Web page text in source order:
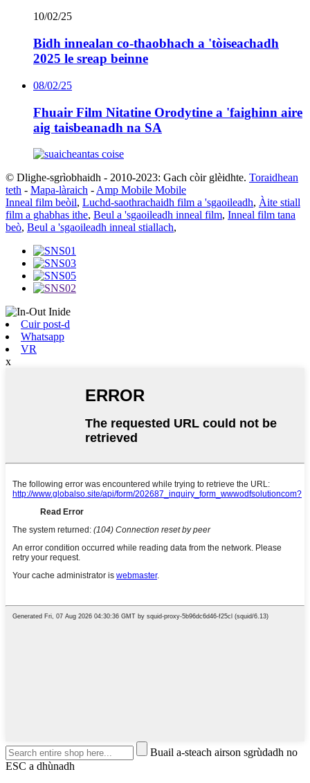
10/02/25
Bidh innealan co-thaobhach a 'tòiseachadh
2025 le sreap beinne
08/02/25
Fhuair Film Nitatine Orodytine a 'faighinn aire
aig taisbeanadh na SA
© Dlighe-sgrìobhaidh - 2010-2023: Gach còir glèidhte. Toraidhean
teth - Mapa-làraich - Amp Mobile Mobile
Inneal film beòil, Luchd-saothrachaidh film a 'sgaoileadh, Àite stiall
film a ghabhas ithe, Beul a 'sgaoileadh inneal film, Inneal film tana
beò, Beul a 'sgaoileadh inneal stiallach,
Cuir post-d
Whatsapp
VR
x
Buail a-steach airson sgrùdadh no
ESC a dhùnadh